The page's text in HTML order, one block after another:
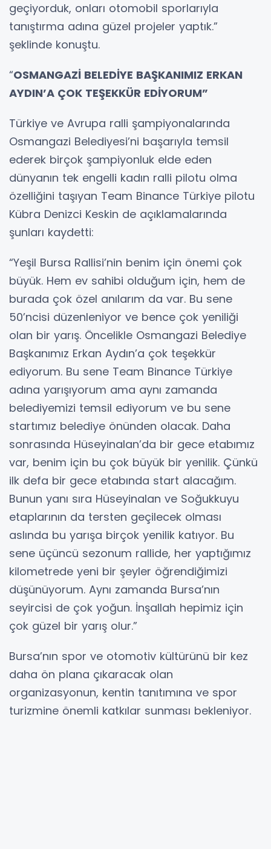
geçiyorduk, onları otomobil sporlarıyla
tanıştırma adına güzel projeler yaptık.”
şeklinde konuştu.
“OSMANGAZİ BELEDİYE BAŞKANIMIZ ERKAN
AYDIN’A ÇOK TEŞEKKÜR EDİYORUM”
Türkiye ve Avrupa ralli şampiyonalarında
Osmangazi Belediyesi’ni başarıyla temsil
ederek birçok şampiyonluk elde eden
dünyanın tek engelli kadın ralli pilotu olma
özelliğini taşıyan Team Binance Türkiye pilotu
Kübra Denizci Keskin de açıklamalarında
şunları kaydetti:
“Yeşil Bursa Rallisi’nin benim için önemi çok
büyük. Hem ev sahibi olduğum için, hem de
burada çok özel anılarım da var. Bu sene
50’ncisi düzenleniyor ve bence çok yeniliği
olan bir yarış. Öncelikle Osmangazi Belediye
Başkanımız Erkan Aydın’a çok teşekkür
ediyorum. Bu sene Team Binance Türkiye
adına yarışıyorum ama aynı zamanda
belediyemizi temsil ediyorum ve bu sene
startımız belediye önünden olacak. Daha
sonrasında Hüseyinalan’da bir gece etabımız
var, benim için bu çok büyük bir yenilik. Çünkü
ilk defa bir gece etabında start alacağım.
Bunun yanı sıra Hüseyinalan ve Soğukkuyu
etaplarının da tersten geçilecek olması
aslında bu yarışa birçok yenilik katıyor. Bu
sene üçüncü sezonum rallide, her yaptığımız
kilometrede yeni bir şeyler öğrendiğimizi
düşünüyorum. Aynı zamanda Bursa’nın
seyircisi de çok yoğun. İnşallah hepimiz için
çok güzel bir yarış olur.”
Bursa’nın spor ve otomotiv kültürünü bir kez
daha ön plana çıkaracak olan
organizasyonun, kentin tanıtımına ve spor
turizmine önemli katkılar sunması bekleniyor.